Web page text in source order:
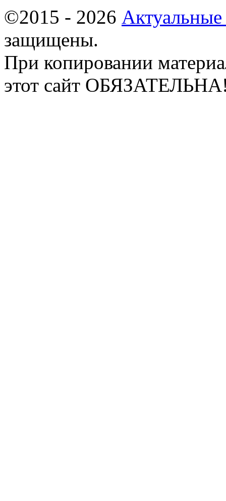
©2015 - 2026
защищены.
При копировании
этот сайт